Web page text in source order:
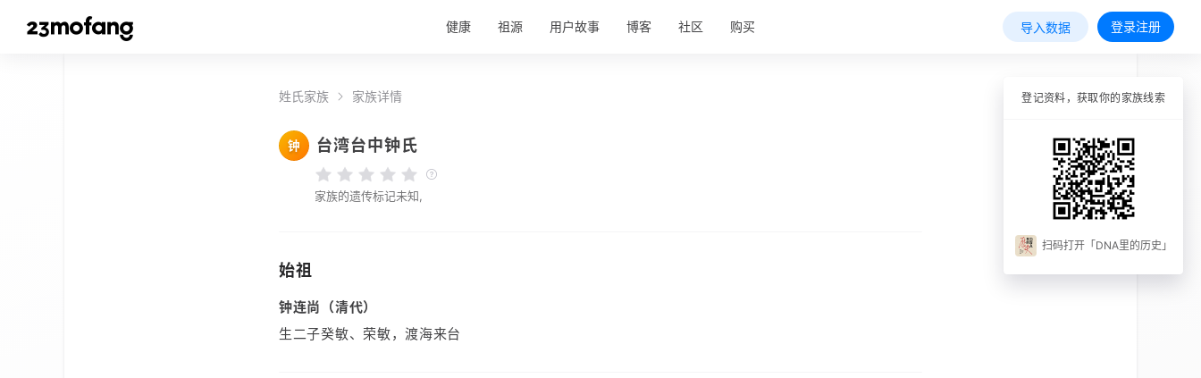
健康 祖源 用户故事 博客 社区 购买 导入数据 登录注册
姓氏家族 家族详情
钟 台湾台中钟氏
家族的遗传标记未知,
始祖
钟连尚（清代）
生二子癸敏、荣敏，渡海来台
登记资料，获取你的家族线索
扫码打开「DNA里的历史」